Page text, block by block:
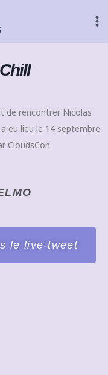
de rencontrer Nicolas
a eu lieu le 14 septembre
CloudsCon.
le live-tweet